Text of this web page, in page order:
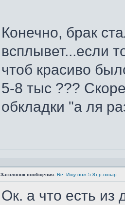
Конечно, брак
всплывет...если
чтоб красиво
5-8 тыс ???
обкладки "а ля
Заголовок сообщения: Re: Ищу нож.5-8т.р.повар
Ок. а что есть из